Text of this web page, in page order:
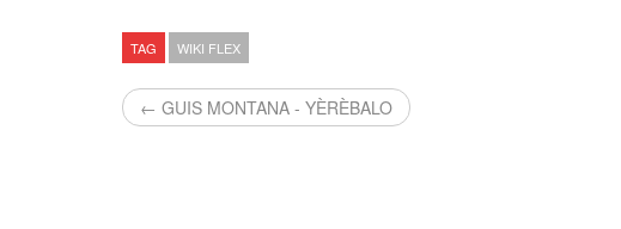
TAG WIKI FLEX
← GUIS MONTANA - YÈRÈBALO